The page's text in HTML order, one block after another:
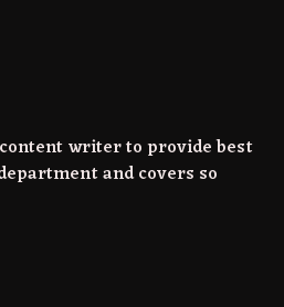
writer to provide best
and covers so